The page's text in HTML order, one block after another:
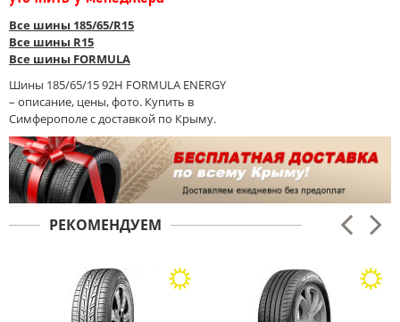
Все шины 185/65/R15
Все шины R15
Все шины FORMULA
Шины 185/65/15 92H FORMULA ENERGY
– описание, цены, фото. Купить в
Симферополе с доставкой по Крыму.
РЕКОМЕНДУЕМ